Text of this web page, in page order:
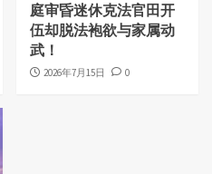
庭审昏迷休克法官田开
伍却脱法袍欲与家属动
武！
2026年7月15日 0